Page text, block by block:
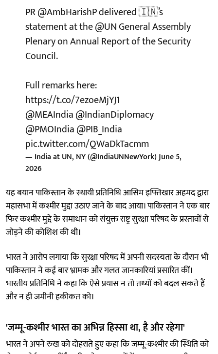
PR@AmbHarishPdelivered 🇮🇳’s
statement at the@UNGeneral Assembly
Plenary on Annual Report of the Security
Council.
Full remarks here:
https://t.co/7ezoeMjYJ1
@MEAIndia@IndianDiplomacy
@PMOIndia@PIB_India
pic.twitter.com/QWaDkTacmm
— India at UN, NY (@IndiaUNNewYork)June 5,
2026
यह बयान पाकिस्तान के स्थायी प्रतिनिधि आसिम इफ्तिखार अहमद द्वारा
महासभा में कश्मीर मुद्दा उठाए जाने के बाद आया। पाकिस्तान ने एक बार
फिर कश्मीर मुद्दे के समाधान को संयुक्त राष्ट्र सुरक्षा परिषद के प्रस्तावों से
जोड़ने की कोशिश की थी।
भारत ने आरोप लगाया कि सुरक्षा परिषद में अपनी सदस्यता के दौरान भी
पाकिस्तान ने कई बार भ्रामक और गलत जानकारियां प्रसारित कीं।
भारतीय प्रतिनिधि ने कहा कि ऐसे प्रयास न तो तथ्यों को बदल सकते हैं
और न ही जमीनी हकीकत को।
'जम्मू-कश्मीर भारत का अभिन्न हिस्सा था, है और रहेगा'
भारत ने अपने रुख को दोहराते हुए कहा कि जम्मू-कश्मीर की स्थिति को